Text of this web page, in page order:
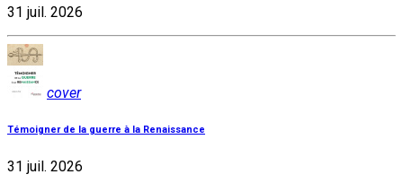
31 juil. 2026
cover
Témoigner de la guerre à la Renaissance
31 juil. 2026